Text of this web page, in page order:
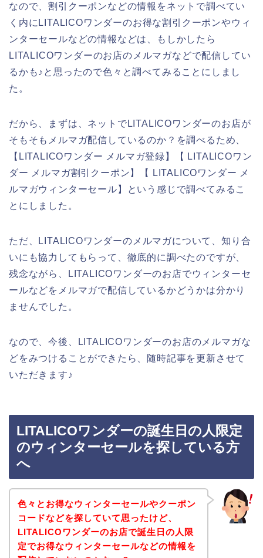
なので、割引クーポンなどの情報をネットで調べてい
く内にLITALICOワンダーのお得な割引クーポンやウィ
ンターセールなどの情報などは、もしかしたら
LITALICOワンダーのお店のメルマガなどで配信してい
るかも♪と思ったので色々と調べてみることにしまし
た。
だから、まずは、ネットでLITALICOワンダーのお店が
そもそもメルマガ配信しているのか？を調べるため、
【LITALICOワンダー メルマガ登録】【 LITALICOワン
ダー メルマガ割引クーポン】【 LITALICOワンダー メ
ルマガウィンターセール】という感じで調べてみるこ
とにしました。
ただ、LITALICOワンダーのメルマガについて、知り合
いにも協力してもらって、徹底的に調べたのですが、
残念ながら、LITALICOワンダーのお店でウィンターセ
ールなどをメルマガで配信しているかどうかは分かり
ませんでした。
なので、今後、LITALICOワンダーのお店のメルマガな
どをみつけることができたら、随時記事を更新させて
いただきます♪
LITALICOワンダーの誕生日の人限定
のウィンターセールを探している方
へ
色々とお得なウィンターセールやクーポン
コードなどを探していて思ったけど、
LITALICOワンダーのお店で誕生日の人限
定でお得なウィンターセールなどの情報を